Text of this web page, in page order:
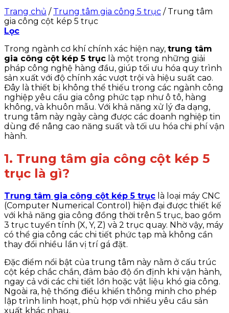
Trang chủ / Trung tâm gia công 5 trục /Trung tâm
gia công cột kép 5 trục
Lọc
Trong ngành cơ khí chính xác hiện nay, trung tâm
gia công cột kép 5 trục là một trong những giải
pháp công nghệ hàng đầu, giúp tối ưu hóa quy trình
sản xuất với độ chính xác vượt trội và hiệu suất cao.
Đây là thiết bị không thể thiếu trong các ngành công
nghiệp yêu cầu gia công phức tạp như ô tô, hàng
không, và khuôn mẫu. Với khả năng xử lý đa dạng,
trung tâm này ngày càng được các doanh nghiệp tin
dùng để nâng cao năng suất và tối ưu hóa chi phí vận
hành.
1. Trung tâm gia công cột kép 5
trục là gì?
Trung tâm gia công cột kép 5 trục là loại máy CNC
(Computer Numerical Control) hiện đại được thiết kế
với khả năng gia công đồng thời trên 5 trục, bao gồm
3 trục tuyến tính (X, Y, Z) và 2 trục quay. Nhờ vậy, máy
có thể gia công các chi tiết phức tạp mà không cần
thay đổi nhiều lần vị trí gá đặt.
Đặc điểm nổi bật của trung tâm này nằm ở cấu trúc
cột kép chắc chắn, đảm bảo độ ổn định khi vận hành,
ngay cả với các chi tiết lớn hoặc vật liệu khó gia công.
Ngoài ra, hệ thống điều khiển thông minh cho phép
lập trình linh hoạt, phù hợp với nhiều yêu cầu sản
xuất khác nhau.